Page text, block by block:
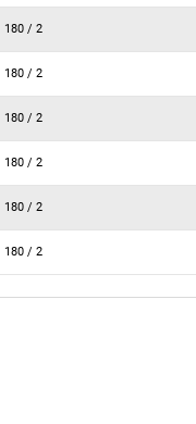
180 / 2
180 / 2
180 / 2
180 / 2
180 / 2
180 / 2